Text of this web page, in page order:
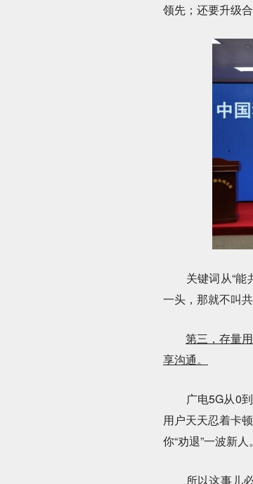
领先；还要升级
关键词从“能共
一头，那就不叫共
第三，存量
享沟通。
广电5G从0到1
用户天天忍着卡
你“劝退”一波新人。
所以这事儿必